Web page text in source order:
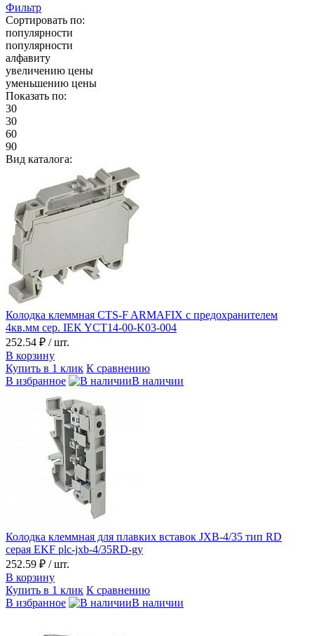
Фильтр
Сортировать по:
популярности
популярности
алфавиту
увеличению цены
уменьшению цены
Показать по:
30
30
60
90
Вид каталога:
Колодка клеммная CTS-F ARMAFIX с предохранителем
4кв.мм сер. IEK YCT14-00-K03-004
252.54 ₽ / шт.
В корзину
Купить в 1 клик К сравнению
В избранное
В наличии
Колодка клеммная для плавких вставок JXB-4/35 тип RD
серая EKF plc-jxb-4/35RD-gy
252.59 ₽ / шт.
В корзину
Купить в 1 клик К сравнению
В избранное
В наличии